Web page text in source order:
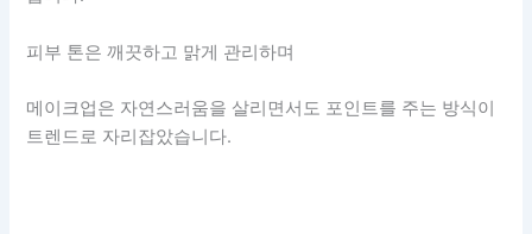
피부 톤은 깨끗하고 맑게 관리하며
메이크업은 자연스러움을 살리면서도 포인트를 주는 방식이
트렌드로 자리잡았습니다.